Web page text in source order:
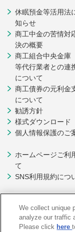
休眠預金等活用法
知らせ
商工中金の苦情対
決の概要
商工組合中央金
等代行業者との連
について
商工債券の元利金
について
勧誘方針
様式ダウンロード
個人情報保護のご
ホームページご利
て
SNS利用規約につ
We collect unique
analyze our traffic
Please click here